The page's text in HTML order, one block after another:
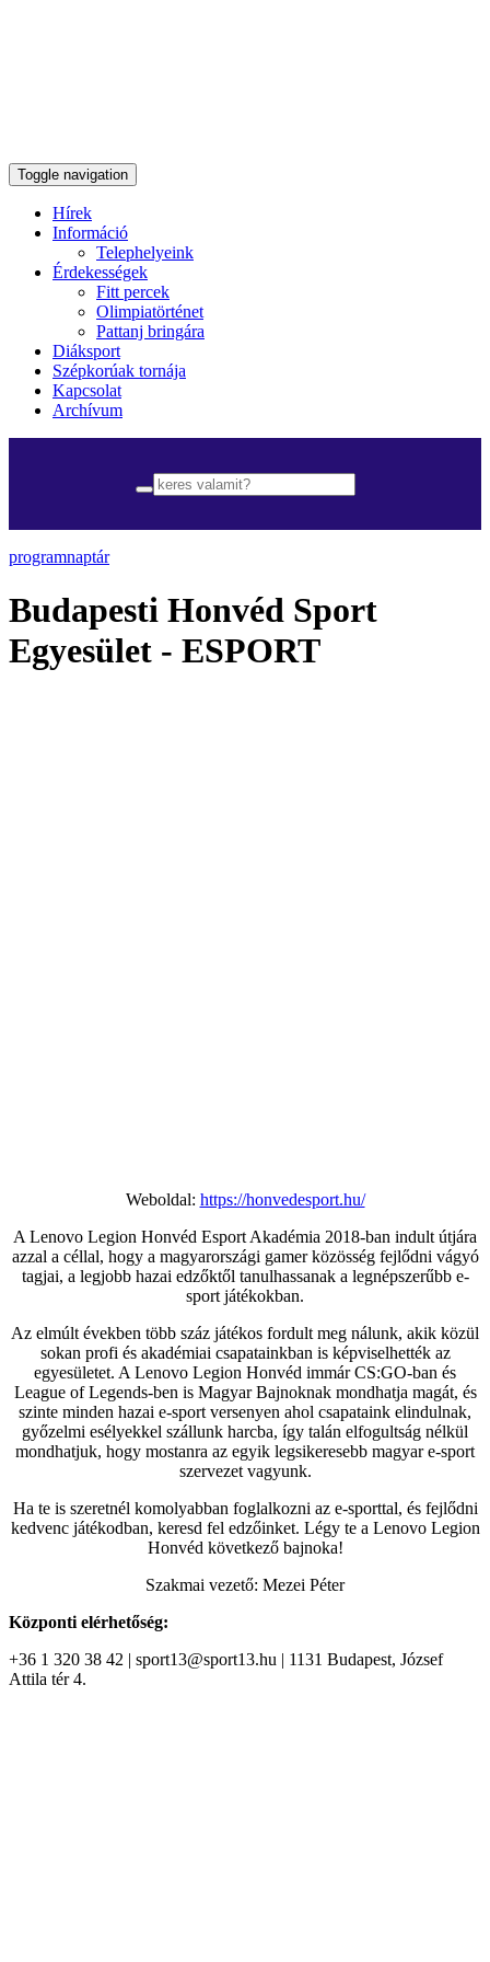
Toggle navigation
Hírek
Információ
Telephelyeink
Érdekességek
Fitt percek
Olimpiatörténet
Pattanj bringára
Diáksport
Szépkorúak tornája
Kapcsolat
Archívum
programnaptár
Budapesti Honvéd Sport
Egyesület - ESPORT
Weboldal: https://honvedesport.hu/
A Lenovo Legion Honvéd Esport Akadémia 2018-ban indult útjára
azzal a céllal, hogy a magyarországi gamer közösség fejlődni vágyó
tagjai, a legjobb hazai edzőktől tanulhassanak a legnépszerűbb e-
sport játékokban.
Az elmúlt években több száz játékos fordult meg nálunk, akik közül
sokan profi és akadémiai csapatainkban is képviselhették az
egyesületet. A Lenovo Legion Honvéd immár CS:GO-ban és
League of Legends-ben is Magyar Bajnoknak mondhatja magát, és
szinte minden hazai e-sport versenyen ahol csapataink elindulnak,
győzelmi esélyekkel szállunk harcba, így talán elfogultság nélkül
mondhatjuk, hogy mostanra az egyik legsikeresebb magyar e-sport
szervezet vagyunk.
Ha te is szeretnél komolyabban foglalkozni az e-sporttal, és fejlődni
kedvenc játékodban, keresd fel edzőinket. Légy te a Lenovo Legion
Honvéd következő bajnoka!
Szakmai vezető: Mezei Péter
Központi elérhetőség:
+36 1 320 38 42 | sport13@sport13.hu | 1131 Budapest, József
Attila tér 4.